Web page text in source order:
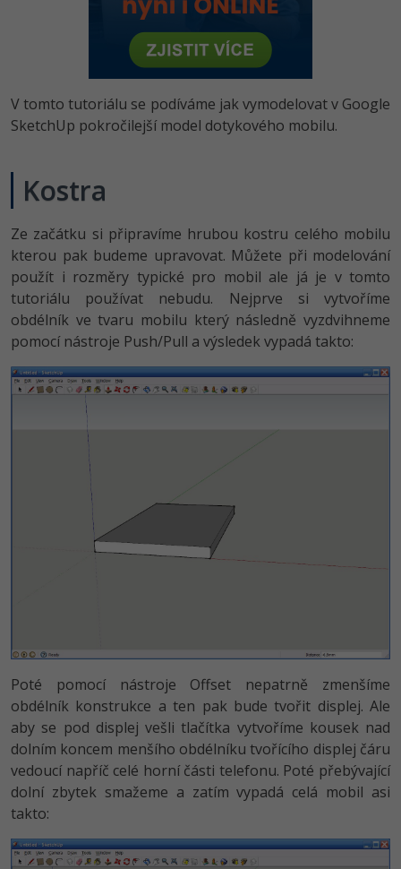
HTML5, CSS3, Bootstrap, SEO
SQL a databáze
Testování a verzování
React
Spring
ASP.NET MVC
Django
Best practices
JavaScript
Python
UML a návrhové vzory
MySQL/MariaDB
MS-SQL
SQLite
Vývojář mobilních aplikací
Specialista na AI a bigdata
C# Game developer
Webdesigner
Grafik / UX/UI návrhář
3D grafik
Projektový manažer
Databázový analytik
WordPress specialista
SEO specialista
Python -80%
JavaScript -80%
PHP
-80%
Swift
Kotlin
-80%
SQL
Návrh SW -80%
Pro děti
Digitální gramotnost
Marketing -30%
WordPress
UX
Business
Kryptoměny -25%
Copywriting -30%
MS Office -80%
Google Dokumenty
Linux
Fórum
Photoshop -80%
Adobe Illustrator -80%
Adobe Lightroom -30%
Adobe InDesign
Adobe After Effects
Blender -80%
Inkscape
-80%
Příběhy absolventů
V tomto tutoriálu se podíváme jak vymodelovat v Google
SketchUp pokročilejší model dotykového mobilu.
Kostra
Ze začátku si připravíme hrubou kostru celého mobilu
kterou pak budeme upravovat. Můžete při modelování
použít i rozměry typické pro mobil ale já je v tomto
tutoriálu používat nebudu. Nejprve si vytvoříme
obdélník ve tvaru mobilu který následně vyzdvihneme
pomocí nástroje Push/Pull a výsledek vypadá takto:
Poté pomocí nástroje Offset nepatrně zmenšíme
obdélník konstrukce a ten pak bude tvořit displej. Ale
aby se pod displej vešli tlačítka vytvoříme kousek nad
dolním koncem menšího obdélníku tvořícího displej čáru
vedoucí napříč celé horní části telefonu. Poté přebývající
dolní zbytek smažeme a zatím vypadá celá mobil asi
takto: